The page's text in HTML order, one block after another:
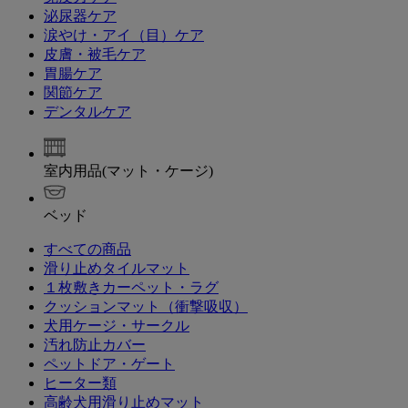
泌尿器ケア
涙やけ・アイ（目）ケア
皮膚・被毛ケア
胃腸ケア
関節ケア
デンタルケア
室内用品(マット・ケージ)
ベッド
すべての商品
滑り止めタイルマット
１枚敷きカーペット・ラグ
クッションマット（衝撃吸収）
犬用ケージ・サークル
汚れ防止カバー
ペットドア・ゲート
ヒーター類
高齢犬用滑り止めマット